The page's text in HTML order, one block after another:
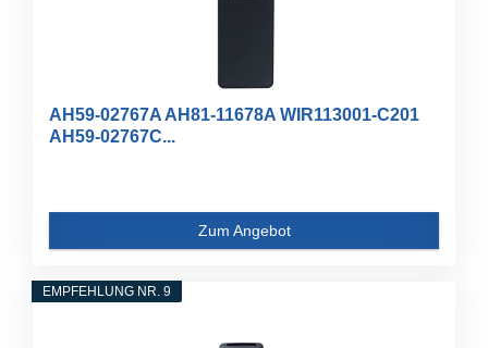
AH59-02767A AH81-11678A WIR113001-C201
AH59-02767C...
Zum Angebot
EMPFEHLUNG NR. 9